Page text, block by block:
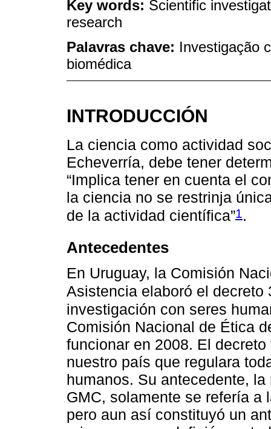
Key words: Scientific
research
Palavras chave: Investigação
biomédica
INTRODUCCIÓN
La ciencia como actividad
Echeverría, debe tener
“Implica tener en cuenta el
la ciencia no se restrinja
de la actividad científica”1.
Antecedentes
En Uruguay, la Comisión
Asistencia elaboró el decreto
investigación con seres
Comisión Nacional de Ética
funcionar en 2008. El
nuestro país que regulara
humanos. Su antecedente,
GMC, solamente se refería
pero aun así constituyó un